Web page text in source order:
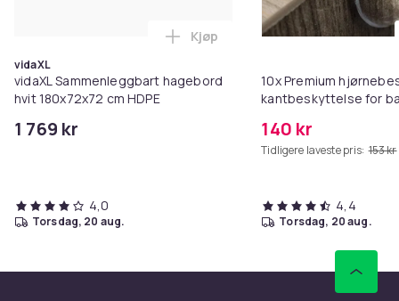
vidaXL
vidaXL Sammenleggbart hagebord
hvit 180x72x72 cm HDPE
1 769 kr
Legg vidaXL Sammenleggbart
Kjøp
4,0
torsdag, 20 aug.
10x Premium
kantbeskyttelse for
140 kr
Tidligere laveste pris: 153 kr
4,4
torsdag, 20 aug.